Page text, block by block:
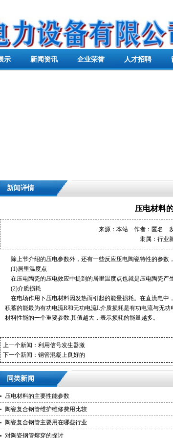
示 新闻资讯 企业荣誉 人才招聘
新闻详情
压电材料
来源：本站 作者：匿名 发
隶属： 行业
除上节介绍的压电参数外，还有一些反应压电陶瓷特性的参数
(1)居里温度点
在压电陶瓷的压电效应中提到的居里温度点也就是压电陶瓷产
(2)介质损耗
在电场作用下压电材料因发热而引起的能量损耗。在直流电中
积蓄的能最为有功电流R和无功电流I.介质损耗是有功电流与无
材料性能的一个重要参数.其值越大，表示损耗的能量越多。
上一个新闻： 利用信号发生器激
下一个新闻： 钢管混凝上良好的
同类新闻
压电材料的主要性能参数
陶瓷复合钢管维护维修费用比较
陶瓷复合钢管主要用在哪些行业
对陶瓷钢管熔穿的探讨